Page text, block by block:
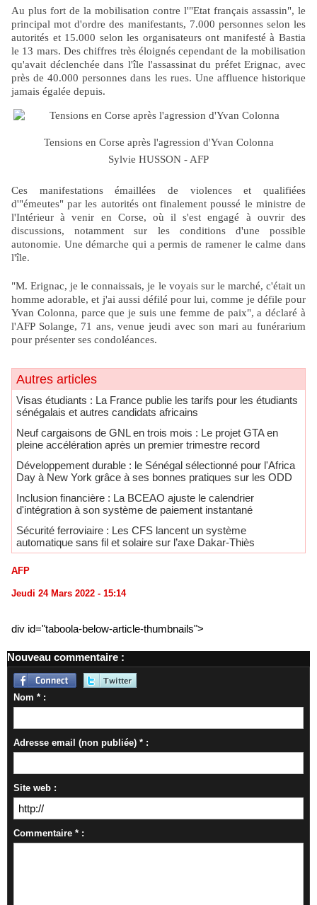
Au plus fort de la mobilisation contre l'"Etat français assassin", le
principal mot d'ordre des manifestants, 7.000 personnes selon les
autorités et 15.000 selon les organisateurs ont manifesté à Bastia
le 13 mars. Des chiffres très éloignés cependant de la mobilisation
qu'avait déclenchée dans l'île l'assassinat du préfet Erignac, avec
près de 40.000 personnes dans les rues. Une affluence historique
jamais égalée depuis.
Tensions en Corse après l'agression d'Yvan Colonna
Sylvie HUSSON - AFP
Ces manifestations émaillées de violences et qualifiées
d'"émeutes" par les autorités ont finalement poussé le ministre de
l'Intérieur à venir en Corse, où il s'est engagé à ouvrir des
discussions, notamment sur les conditions d'une possible
autonomie. Une démarche qui a permis de ramener le calme dans
l'île.
"M. Erignac, je le connaissais, je le voyais sur le marché, c'était un
homme adorable, et j'ai aussi défilé pour lui, comme je défile pour
Yvan Colonna, parce que je suis une femme de paix", a déclaré à
l'AFP Solange, 71 ans, venue jeudi avec son mari au funérarium
pour présenter ses condoléances.
Autres articles
​Visas étudiants : La France publie les tarifs pour les étudiants
sénégalais et autres candidats africains
Neuf cargaisons de GNL en trois mois : Le projet GTA en
pleine accélération après un premier trimestre record
Développement durable : le Sénégal sélectionné pour l'Africa
Day à New York grâce à ses bonnes pratiques sur les ODD
​Inclusion financière : La BCEAO ajuste le calendrier
d'intégration à son système de paiement instantané
Sécurité ferroviaire : Les CFS lancent un système
automatique sans fil et solaire sur l’axe Dakar-Thiès
AFP
Jeudi 24 Mars 2022 - 15:14
div id="taboola-below-article-thumbnails">
Nouveau commentaire :
Nom * :
Adresse email (non publiée) * :
Site web :
Commentaire * :